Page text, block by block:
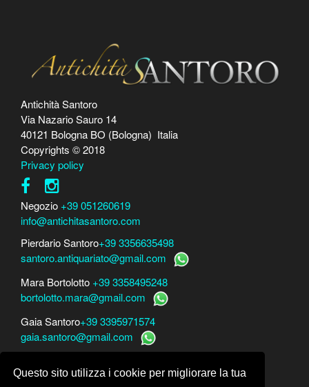
Questo sito utilizza i cookie per migliorare la tua
Antichità Santoro
Via Nazario Sauro 14
40121 Bologna BO (Bologna) Italia
Copyrights © 2018
Privacy policy
Negozio +39 051260619
info@antichitasantoro.com
Pierdario Santoro+39 3356635498
santoro.antiquariato@gmail.com
Mara Bortolotto +39 3358495248
bortolotto.mara@gmail.com
Gaia Santoro+39 3395971574
gaia.santoro@gmail.com
Mara Bortolottowww.perito-arte-antiquariato.it